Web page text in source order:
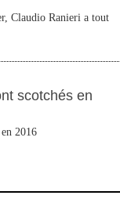
Claudio Ranieri a tout
scotchés en
2016